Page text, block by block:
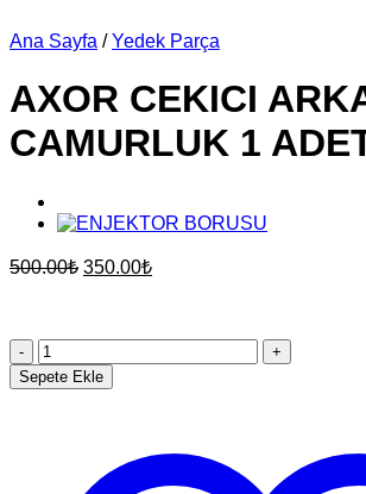
Ana Sayfa / Yedek Parça
AXOR CEKICI
CAMURLUK 1
500.00₺ Orijinal
350.00₺Şu
AXOR
CEKICI
ARKA
Sepete Ekle